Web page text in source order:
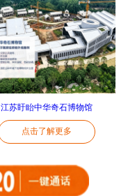
江苏盱眙中华奇石博物馆
点击了解更多